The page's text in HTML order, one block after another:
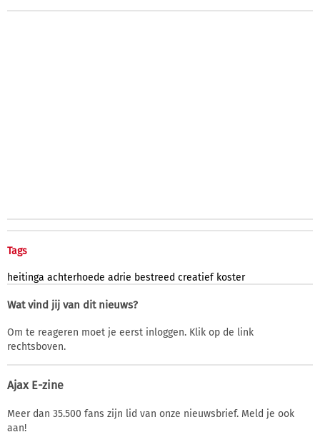
Tags
heitinga achterhoede adrie bestreed creatief koster
Wat vind jij van dit nieuws?
Om te reageren moet je eerst inloggen. Klik op de link
rechtsboven.
Ajax E-zine
Meer dan 35.500 fans zijn lid van onze nieuwsbrief. Meld je ook
aan!